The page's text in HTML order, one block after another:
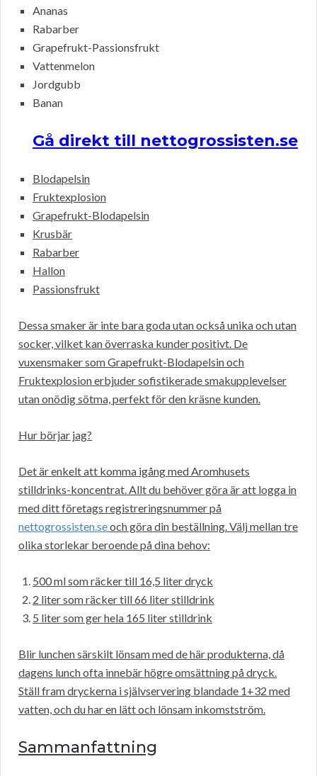
Ananas
Rabarber
Grapefrukt-Passionsfrukt
Vattenmelon
Jordgubb
Banan
Gå direkt till nettogrossisten.se
Blodapelsin
Fruktexplosion
Grapefrukt-Blodapelsin
Krusbär
Rabarber
Hallon
Passionsfrukt
Dessa smaker är inte bara goda utan också unika och utan
socker, vilket kan överraska kunder positivt. De
vuxensmaker som Grapefrukt-Blodapelsin och
Fruktexplosion erbjuder sofistikerade smakupplevelser
utan onödig sötma, perfekt för den kräsne kunden.
Hur börjar jag?
Det är enkelt att komma igång med Aromhusets
stilldrinks-koncentrat. Allt du behöver göra är att logga in
med ditt företags registreringsnummer på
nettogrossisten.seoch göra din beställning. Välj mellan tre
olika storlekar beroende på dina behov:
500 ml som räcker till 16,5 liter dryck
2 liter som räcker till 66 liter stilldrink
5 liter som ger hela 165 liter stilldrink
Blir lunchen särskilt lönsam med de här produkterna, då
dagens lunch ofta innebär högre omsättning på dryck.
Ställ fram dryckerna i självservering blandade 1+32 med
vatten, och du har en lätt och lönsam inkomstström.
Sammanfattning